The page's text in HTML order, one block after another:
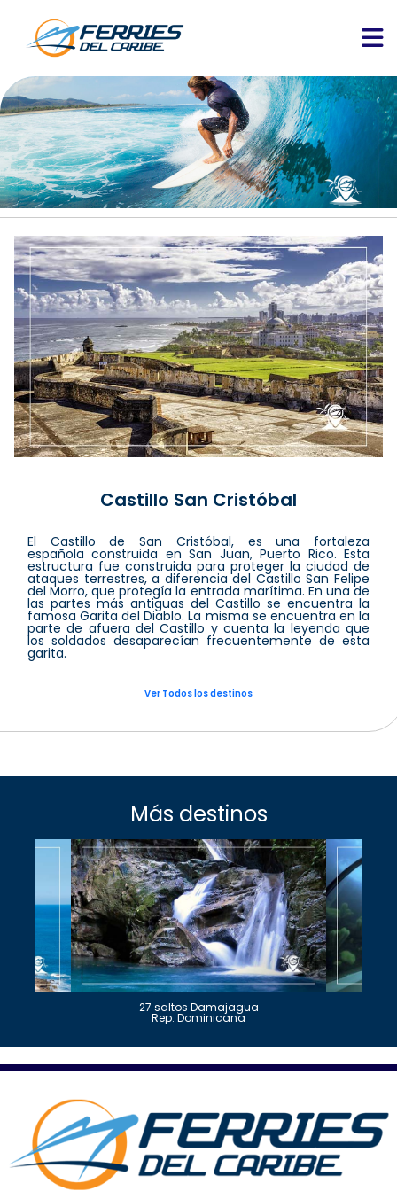
Castillo San Cristóbal
El Castillo de San Cristóbal, es una fortaleza
española construida en San Juan, Puerto Rico. Esta
estructura fue construida para proteger la ciudad de
ataques terrestres, a diferencia del Castillo San Felipe
del Morro, que protegía la entrada marítima. En una de
las partes más antiguas del Castillo se encuentra la
famosa Garita del Diablo. La misma se encuentra en la
parte de afuera del Castillo y cuenta la leyenda que
los soldados desaparecían frecuentemente de esta
garita.
Ver Todos los destinos
Más destinos
27 saltos Damajagua
Rep. Dominicana